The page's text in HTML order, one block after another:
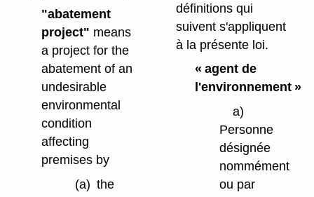
"abatement
project" means
a project for the
abatement of an
undesirable
environmental
condition
affecting
premises by
(a) the
définitions qui
suivent s'appliquent
à la présente loi.
« agent de
l'environnement »
a)
Personne
désignée
nommément
ou par